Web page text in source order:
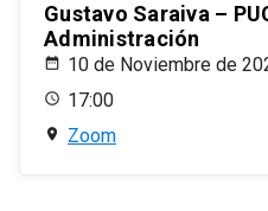
Gustavo Saraiva –
Administración
10 de Noviembre de
17:00
Zoom